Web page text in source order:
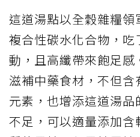
這道湯點以全穀雜糧
複合性碳水化合物，吃
動，且高纖帶來飽足
滋補中藥食材，不但
元素，也增添這道湯
不足，可以適量添加